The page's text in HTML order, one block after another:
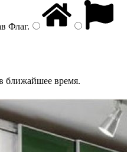
Флаг.
ближайшее время.